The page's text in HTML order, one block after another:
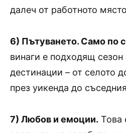
далеч от работното
6) Пътуването. Само по
винаги е подходящ сезон
дестинации – от селото
през уикенда до
7) Любов и емоции. Това